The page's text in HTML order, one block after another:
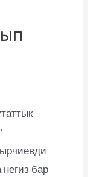
бар